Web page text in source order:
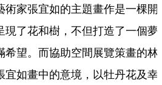
術家張宜如的主題畫作是一棵開
現了花和樹，不但打造了一個夢
希望。而協助空間展覽策畫的林
宜如畫中的意境，以牡丹花及幸